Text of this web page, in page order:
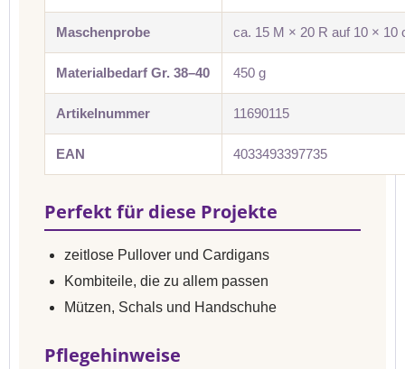
Maschenprobe ca. 15 M × 20 R auf 10 × 10
Materialbedarf Gr. 38–40 450 g
Artikelnummer 11690115
EAN 4033493397735
Perfekt für diese Projekte
zeitlose Pullover und Cardigans
Kombiteile, die zu allem passen
Mützen, Schals und Handschuhe
Pflegehinweise